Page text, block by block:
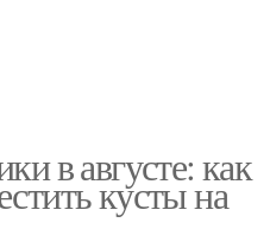
в августе: как
кусты на